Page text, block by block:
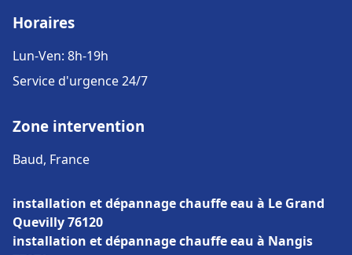
Horaires
Lun-Ven: 8h-19h
Service d'urgence 24/7
Zone intervention
Baud, France
installation et dépannage chauffe eau à Le Grand
Quevilly 76120
installation et dépannage chauffe eau à Nangis